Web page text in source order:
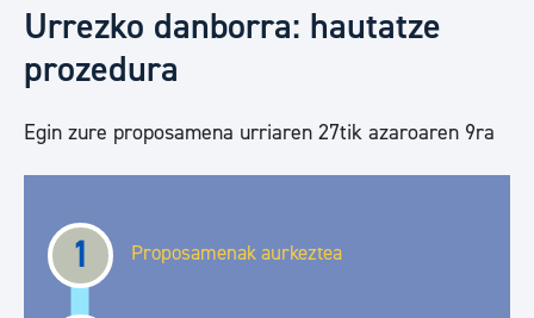
Urrezko danborra: hautatze
prozedura
Egin zure proposamena urriaren 27tik azaroaren 9ra
1 Proposamenak aurkeztea